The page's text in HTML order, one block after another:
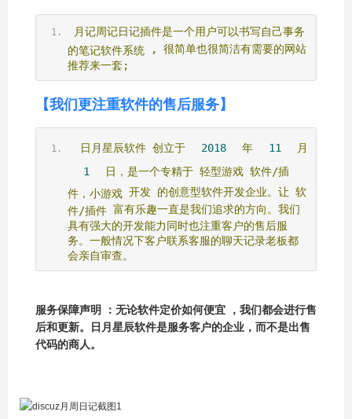
月记周记日记插件是一个用户可以书写自己事务
的笔记软件系统 , 很简单也很简洁有需要的网站
推荐来一套;
【我们更注重软件的售后服务】
日月星辰软件 创立于 2018 年 11
月
1
日，是一个专精于 轻型游戏 软件/插
件，小游戏 开发 的创意型软件开发企业。让 软
件/插件 富有乐趣一直是我们追求的方向。我们
具有强大的开发能力同时也注重客户的售后服
务。一般情况下客户联系客服的聊天记录老板都
会亲自审查。
服务保障声明 ：无论软件定价如何便宜 ，我们都会进行售
后和更新。日月星辰软件是服务客户的企业，而不是出售
代码的商人。